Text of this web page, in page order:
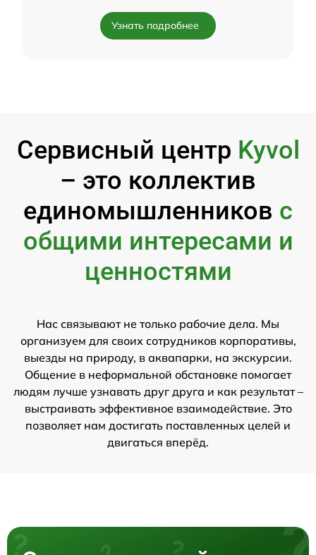
Узнать подробнее
Сервисный центр Kyvol
– это коллектив
единомышленников с
общими интересами и
ценностями
Нас связывают не только рабочие дела. Мы
организуем для своих сотрудников корпоративы,
выезды на природу, в аквапарки, на экскурсии.
Общение в неформальной обстановке помогает
людям лучше узнавать друг друга и как результат –
выстраивать эффективное взаимодействие. Это
позволяет нам достигать поставленных целей и
двигаться вперёд.